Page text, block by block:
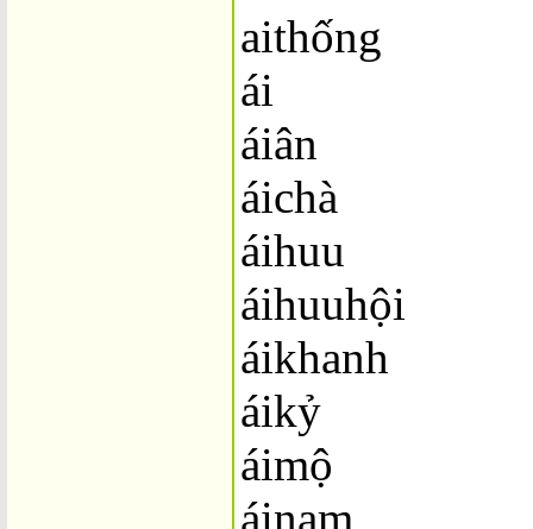
aithống
ái
áiân
áichà
áihuu
áihuuhội
áikhanh
áikỷ
áimộ
áinam